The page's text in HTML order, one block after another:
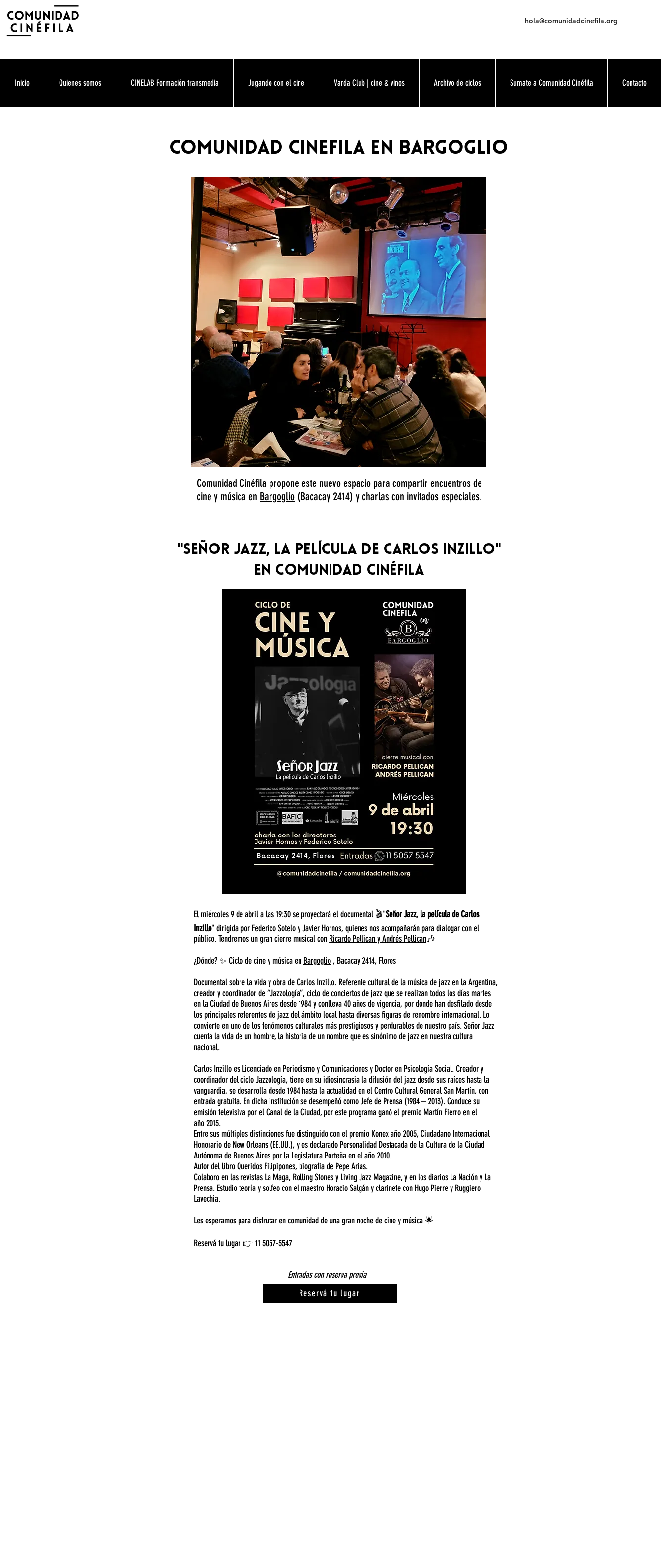
hola@comunidadcinefila.org
Inicio Quienes somos CINELAB Formación transmedia Jugando con el cine Varda Club | cine & vinos Archivo de ciclos Sumate a Comunidad Cinéfila Contacto
comunidad cinefila en bargoglio
Comunidad Cinéfila propone este nuevo espacio para compartir encuentros de
cine y música en Bargoglio (Bacacay 2414) y charlas con invitados especiales.
"SEÑOR JAZZ, LA PELÍCULA DE CARLOS INZILLO"
en Comunidad Cinéfila
El miércoles 9 de abril a las 19:30 se proyectará el documental 🎬"Señor Jazz, la película de Carlos
Inzillo" dirigida por Federico Sotelo y Javier Hornos, quienes nos acompañarán para dialogar con el
público. Tendremos un gran cierre musical con Ricardo Pellican y Andrés Pellican🎶
¿Dónde? ✨️ Ciclo de cine y música en Bargoglio, Bacacay 2414, Flores
​Documental sobre la vida y obra de Carlos Inzillo. Referente cultural de la música de jazz en la Argentina,
creador y coordinador de “Jazzología”, ciclo de conciertos de jazz que se realizan todos los días martes
en la Ciudad de Buenos Aires desde 1984 y conlleva 40 años de vigencia, por donde han desfilado desde
los principales referentes de jazz del ámbito local hasta diversas figuras de renombre internacional. Lo
convierte en uno de los fenómenos culturales más prestigiosos y perdurables de nuestro país. Señor Jazz
cuenta la vida de un hombre, la historia de un nombre que es sinónimo de jazz en nuestra cultura
nacional.
Carlos Inzillo es Licenciado en Periodismo y Comunicaciones y Doctor en Psicología Social. Creador y
coordinador del ciclo Jazzología, tiene en su idiosincrasia la difusión del jazz desde sus raíces hasta la
vanguardia, se desarrolla desde 1984 hasta la actualidad en el Centro Cultural General San Martín, con
entrada gratuita. En dicha institución se desempeñó como Jefe de Prensa (1984 – 2013). Conduce su
emisión televisiva por el Canal de la Ciudad, por este programa ganó el premio Martín Fierro en el
año 2015.
Entre sus múltiples distinciones fue distinguido con el premio Konex año 2005, Ciudadano Internacional
Honorario de New Orleans (EE.UU.), y es declarado Personalidad Destacada de la Cultura de la Ciudad
Autónoma de Buenos Aires por la Legislatura Porteña en el año 2010.
Autor del libro Queridos Filipipones, biografia de Pepe Arias.
Colaboro en las revistas La Maga, Rolling Stones y Living Jazz Magazine, y en los diarios La Nación y La
Prensa. Estudio teoría y solfeo con el maestro Horacio Salgán y clarinete con Hugo Pierre y Ruggiero
Lavechia.
Les esperamos para disfrutar en comunidad de una gran noche de cine y música 🌟
Reservá tu lugar 👉 11 5057-5547
Entradas con reserva previa
Reservá tu lugar